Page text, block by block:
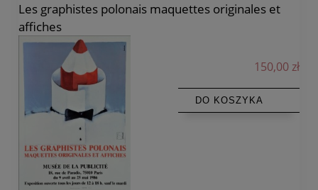
Les graphistes polonais maquettes originales et
affiches
150,00 zł
DO KOSZYKA